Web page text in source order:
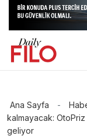
Ana Sayfa -
kalmayacak:
geliyor